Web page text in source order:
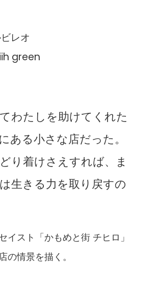
レオ
green
わたしを助けてくれた
ある小さな店だった。
り着けさえすれば、ま
生きる力を取り戻すの
イスト「かもめと街 チヒロ」
の情景を描く。